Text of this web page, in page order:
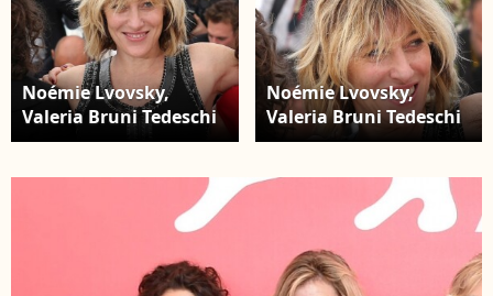
Noémie Lvovsky,
Valeria Bruni Tedeschi
et Agnès de Sacy -
chateau en Italie" au
66e Festival du Film de
Cannes le 21 mai 2013.
Noémie Lvovsky,
Valeria Bruni Tedeschi
et Agnès de Sacy -
chateau en Italie" au
66e Festival du Film de
Cannes le 21 mai 2013.